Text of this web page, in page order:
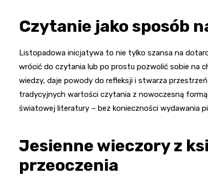
Czytanie jako sposób
Listopadowa inicjatywa to nie tylko szansa na
wrócić do czytania lub po prostu pozwolić sobie na
wiedzy, daje powody do refleksji i stwarza
tradycyjnych wartości czytania z nowoczesną
światowej literatury – bez konieczności wydawania
Jesienne wieczory z
przeoczenia